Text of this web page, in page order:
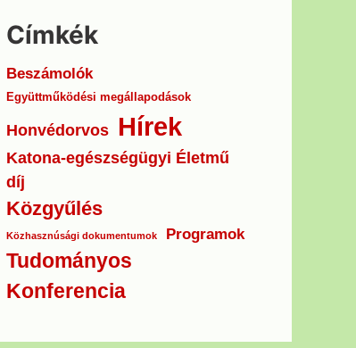
Címkék
Beszámolók
Együttműködési megállapodások
Honvédorvos Hírek
Katona-egészségügyi Életmű
díj
Közgyűlés
Közhasznúsági dokumentumok Programok
Tudományos
Konferencia